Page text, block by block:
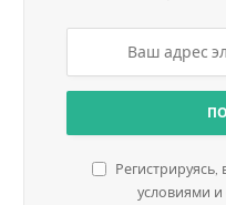
условиями